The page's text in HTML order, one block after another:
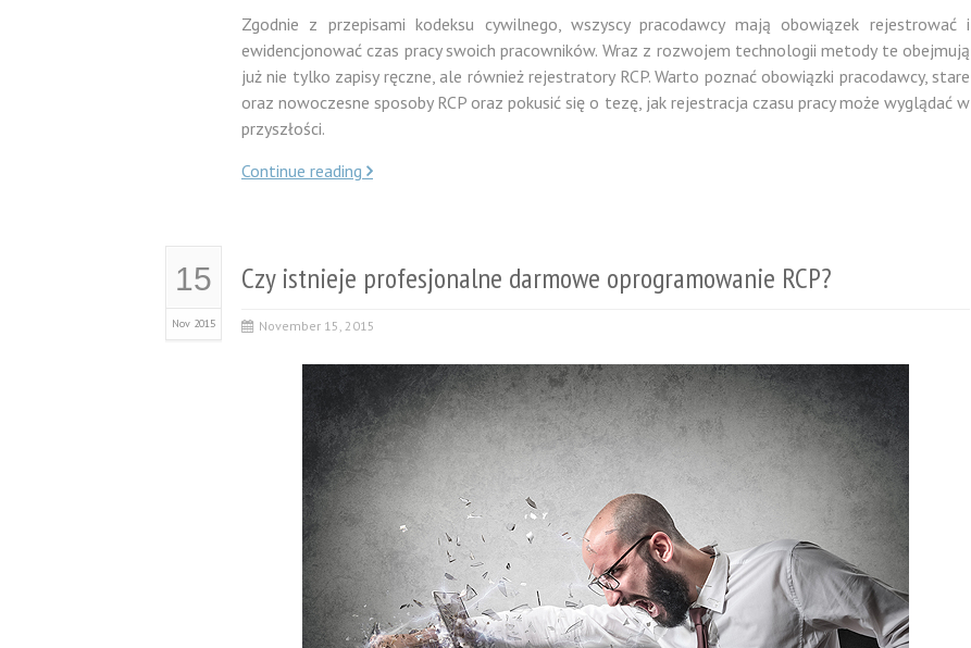
Zgodnie z przepisami kodeksu cywilnego, wszyscy pracodawcy mają obowiązek rejestrować i
ewidencjonować czas pracy swoich pracowników. Wraz z rozwojem technologii metody te obejmują
już nie tylko zapisy ręczne, ale również rejestratory RCP. Warto poznać obowiązki pracodawcy, stare
oraz nowoczesne sposoby RCP oraz pokusić się o tezę, jak rejestracja czasu pracy może wyglądać w
przyszłości.
Continue reading
15
Nov 2015
Czy istnieje profesjonalne darmowe oprogramowanie RCP?
November 15, 2015